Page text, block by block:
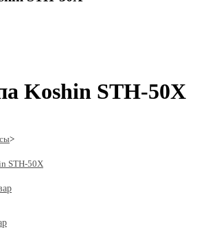
Koshin STH-50X
>
STH-50X